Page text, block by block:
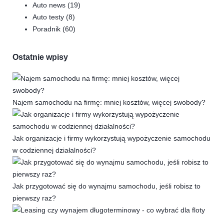
Auto news (19)
Auto testy (8)
Poradnik (60)
Ostatnie wpisy
Najem samochodu na firmę: mniej kosztów, więcej swobody?
Jak organizacje i firmy wykorzystują wypożyczenie samochodu
w codziennej działalności?
Jak przygotować się do wynajmu samochodu, jeśli robisz to
pierwszy raz?